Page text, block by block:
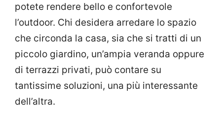
potete rendere bello e confortevole
l’outdoor. Chi desidera arredare lo spazio
che circonda la casa, sia che si tratti di un
piccolo giardino, un’ampia veranda oppure
di terrazzi privati, può contare su
tantissime soluzioni, una più interessante
dell’altra.